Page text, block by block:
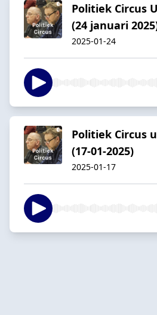
Politiek Circus
(24 januari
2025-01-24
Politiek Circus
(17-01-2025)
2025-01-17